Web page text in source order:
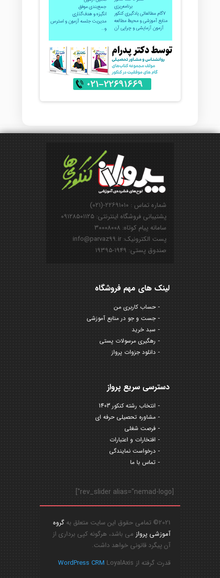
شماره تماس : ۲۲۶۹۱۰۱۰-(۰۲۱)
پشتیبانی فروشگاه اینترنتی: ۰۹۱۲۸۵۰۱۱۲۵
سامانه پیام کوتاه: ۳۰۰۰۸۰۰۸
پست الکترونیک: info@parvaz99.ir
صندوق پستی: ۱۹۴۹-۱۹۳۹۵
لینک های مهم فروشگاه
حساب کاربری من
جست و جو در منابع آموزشی
سبد خرید
رهگیری مرسولات پستی
دانلود جزوات پرواز
دسترسی سریع پرواز
انتخاب رشته کنکور 1403
مشاوره تحصیلی حرفه ای
فرصت شغلی
افتخارات و اعتبارات
درخواست نمایندگی
تماس با ما
[rev_slider alias="nemad-logo"]
2021© تمامی حقوق این سایت متعلق به
گروه
آموزشی پرواز می باشد، هرگونه کپی برداری از
آن پیگرد قانونی خواهد داشت.
قدرت گرفته از
WordPress CRM LoyalAxis